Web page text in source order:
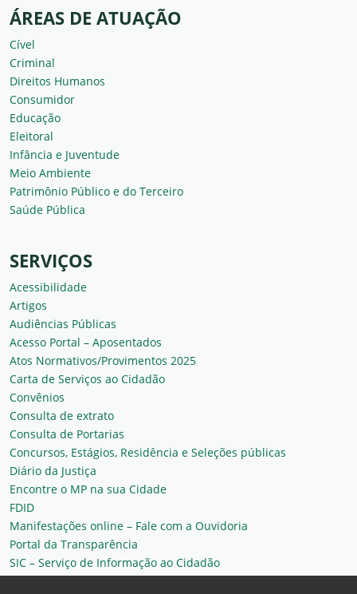
ÁREAS DE ATUAÇÃO
Cível
Criminal
Direitos Humanos
Consumidor
Educação
Eleitoral
Infância e Juventude
Meio Ambiente
Patrimônio Público e do Terceiro
Saúde Pública
SERVIÇOS
Acessibilidade
Artigos
Audiências Públicas
Acesso Portal – Aposentados
Atos Normativos/Provimentos 2025
Carta de Serviços ao Cidadão
Convênios
Consulta de extrato
Consulta de Portarias
Concursos, Estágios, Residência e Seleções públicas
Diário da Justiça
Encontre o MP na sua Cidade
FDID
Manifestações online – Fale com a Ouvidoria
Portal da Transparência
SIC – Serviço de Informação ao Cidadão
Plantão MP do Ceará